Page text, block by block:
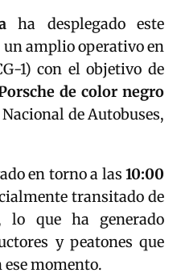
ha desplegado este
amplio operativo en
1) con el objetivo de
de color negro
de Autobuses,
en torno a las 10:00
transitado de
que ha generado
y peatones que
momento.